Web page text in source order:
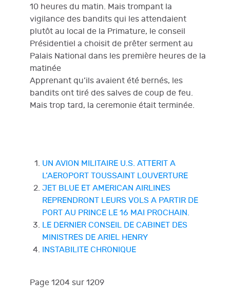
10 heures du matin. Mais trompant la
vigilance des bandits qui les attendaient
plutôt au local de la Primature, le conseil
Présidentiel a choisit de prêter serment au
Palais National dans les première heures de la
matinée
Apprenant qu’ils avaient été bernés, les
bandits ont tiré des salves de coup de feu.
Mais trop tard, la ceremonie était terminée.
UN AVION MILITAIRE U.S. ATTERIT A
L’AEROPORT TOUSSAINT LOUVERTURE
JET BLUE ET AMERICAN AIRLINES
REPRENDRONT LEURS VOLS A PARTIR DE
PORT AU PRINCE LE 16 MAI PROCHAIN.
LE DERNIER CONSEIL DE CABINET DES
MINISTRES DE ARIEL HENRY
INSTABILITE CHRONIQUE
Page 1204 sur 1209